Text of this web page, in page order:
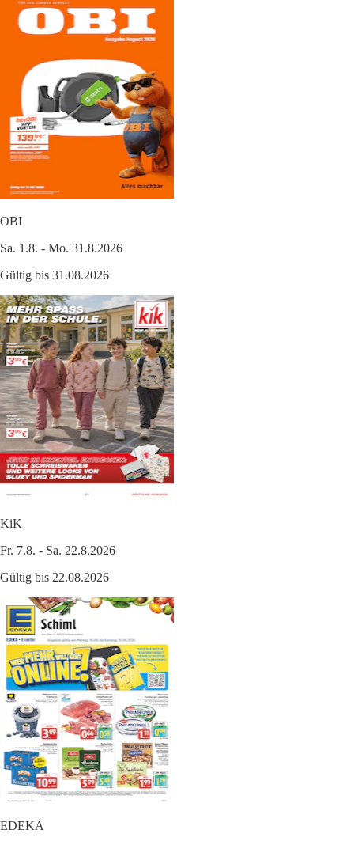
OBI
Sa. 1.8. - Mo. 31.8.2026
Gültig bis 31.08.2026
KiK
Fr. 7.8. - Sa. 22.8.2026
Gültig bis 22.08.2026
EDEKA